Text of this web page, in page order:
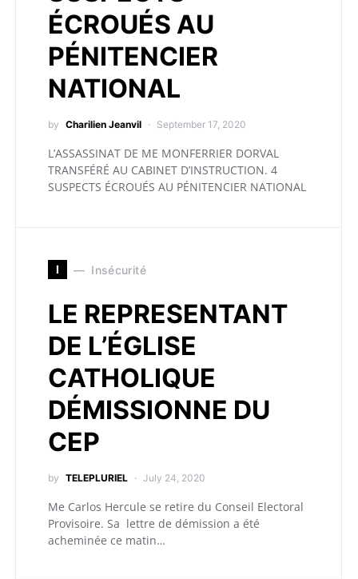
ÉCROUÉS AU
PÉNITENCIER
NATIONAL
by Charilien Jeanvil September 17, 2020
L’ASSASSINAT DE ME MONFERRIER DORVAL
TRANSFÉRÉ AU CABINET D’INSTRUCTION. 4
SUSPECTS ÉCROUÉS AU PÉNITENCIER NATIONAL
I Insécurité
LE REPRESENTANT
DE L’ÉGLISE
CATHOLIQUE
DÉMISSIONNE DU
CEP
by TELEPLURIEL July 24, 2020
Me Carlos Hercule se retire du Conseil Electoral
Provisoire. Sa lettre de démission a été
acheminée ce matin…